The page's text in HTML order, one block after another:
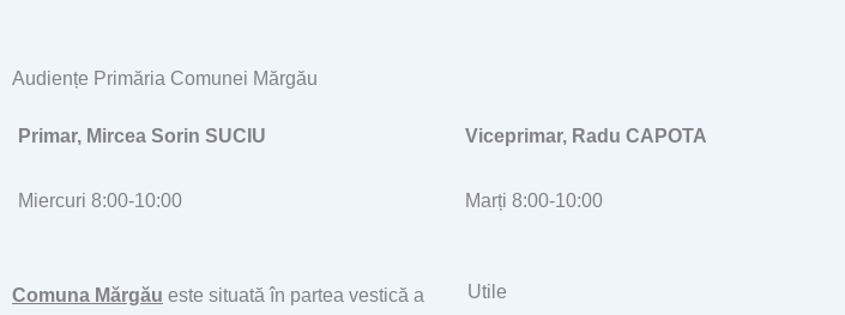
Audiențe Primăria Comunei Mărgău
Primar, Mircea Sorin SUCIU
Miercuri 8:00-10:00
Viceprimar, Radu CAPOTA
Marți 8:00-10:00
Comuna Mărgău este situată în partea vestică a
Utile